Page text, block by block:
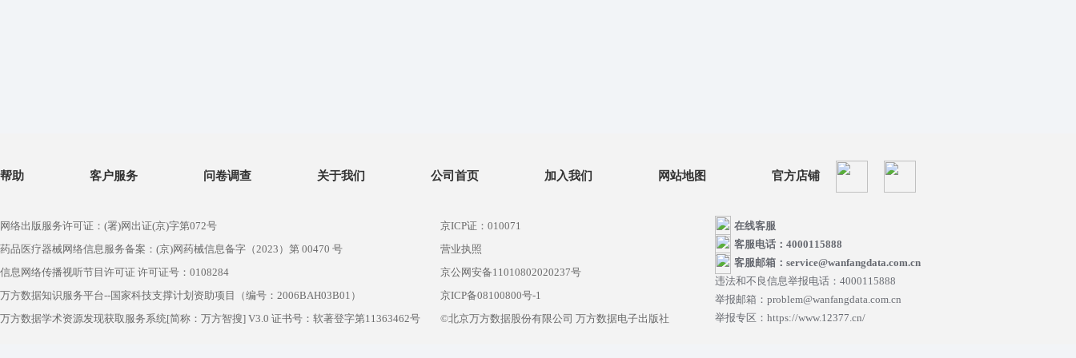
帮助 客户服务 问卷调查 关于我们 公司首页 加入我们 网站地图 官方店铺
网络出版服务许可证：(署)网出证(京)字第072号
药品医疗器械网络信息服务备案：(京)网药械信息备字（2023）第 00470 号
信息网络传播视听节目许可证 许可证号：0108284
万方数据知识服务平台--国家科技支撑计划资助项目（编号：2006BAH03B01）
万方数据学术资源发现获取服务系统[简称：万方智搜] V3.0 证书号：软著登字第11363462号
京ICP证：010071
营业执照
京公网安备11010802020237号
京ICP备08100800号-1
©北京万方数据股份有限公司 万方数据电子出版社
在线客服
客服电话：4000115888
客服邮箱：service@wanfangdata.com.cn
违法和不良信息举报电话：4000115888
举报邮箱：problem@wanfangdata.com.cn
举报专区：https://www.12377.cn/